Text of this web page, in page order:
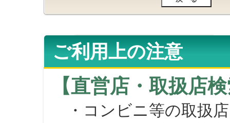
ご利用上の注意
【直営店・取扱店
・コンビニ等の取扱